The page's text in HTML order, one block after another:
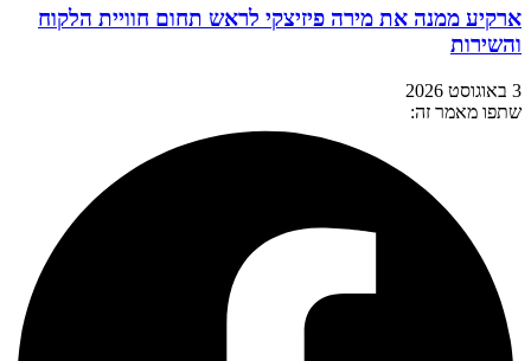
ארקיע ממנה את מירה פיזיצקי לראש תחום חוויית הלקוח
והשירות
3 באוגוסט 2026
שתפו מאמר זה: